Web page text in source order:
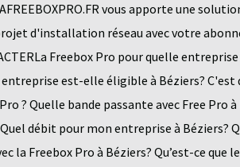
vous apporte une
d'installation réseau avec votre
Freebox Pro pour quelle
est-elle éligible à Béziers? C'est
? Quelle bande passante avec Free Pro
débit pour mon entreprise à Béziers?
la Freebox Pro à Béziers? Qu’est-ce que